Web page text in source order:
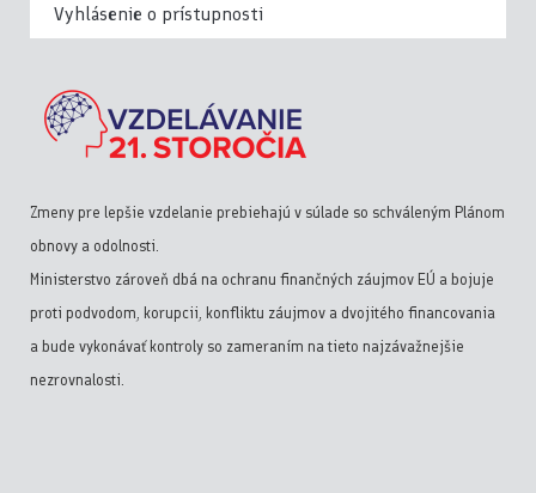
Vyhlásenie o prístupnosti
Zmeny pre lepšie vzdelanie prebiehajú v súlade so schváleným Plánom
obnovy a odolnosti.
Ministerstvo zároveň dbá na ochranu finančných záujmov EÚ a bojuje
proti podvodom, korupcii, konfliktu záujmov a dvojitého financovania
a bude vykonávať kontroly so zameraním na tieto najzávažnejšie
nezrovnalosti.